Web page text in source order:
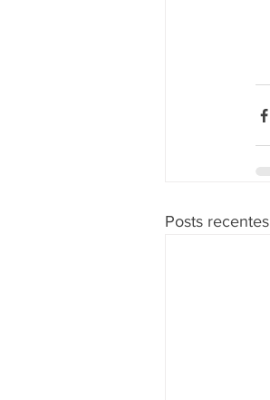
Posts recentes